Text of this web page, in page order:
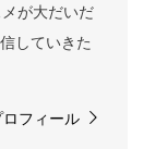
が大だいだ
していきた
ロフィール